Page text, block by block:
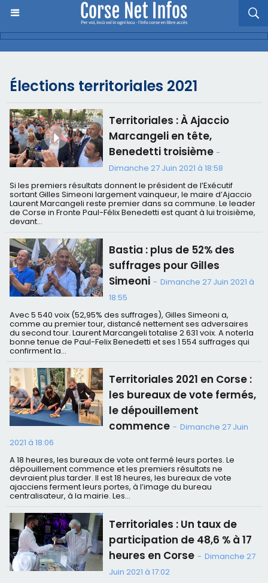
Élections territoriales 2021
Territoriales : À Ajaccio
Marcangeli en tête,
Benedetti troisième-
Dimanche 27 Juin 2021 à 18:58
Si les premiers résultats donnent le président de l’Exécutif
sortant Gilles Simeoni largement vainqueur, le maire d’Ajaccio
Laurent Marcangeli reste premier dans sa commune. Le leader
de Corse in Fronte Paul-Félix Benedetti est quant à lui troisième,
devant...
Bastia : plus de 52% des
suffrages pour Gilles
Simeoni - Dimanche 27 Juin 2021 à
18:55
Avec 5 540 voix (52,95% des suffrages), Gilles Simeoni a,
comme au premier tour, distancé nettement ses adversaires
du second tour. Laurent Marcangeli totalise 2 631 voix. A noterla
bonne tenue de Paul-Felix Benedetti et ses 1 554 suffrages qui
confirment la...
Territoriales 2021 en Corse :
les bureaux de vote fermés,
le dépouillement
commence - Dimanche 27 Juin
2021 à 18:06
A 18 heures, les bureaux de vote ont fermé leurs portes. Le
dépouillement commence et les premiers résultats ne
devraient plus tarder. Il est 18 heures, les bureaux de vote
ajacciens ferment leurs portes, à l’image du bureau
centralisateur, à la mairie. Les...
Territoriales : Un taux de
participation de 48,6 % à 17
heures en Corse - Dimanche 27
Juin 2021 à 17:02